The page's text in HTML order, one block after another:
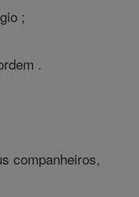
;
.
companheiros,